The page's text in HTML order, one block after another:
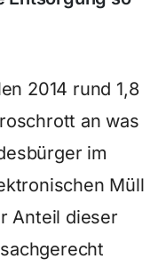
2014 rund 1,8
an was
im
Müll
Anteil dieser